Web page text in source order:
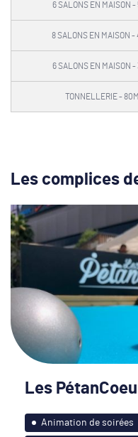
6 SALONS EN MAISON -
8 SALONS EN MAISON -
6 SALONS EN MAISON -
TONNELLERIE -
Les complices
Les
Animation de soirées